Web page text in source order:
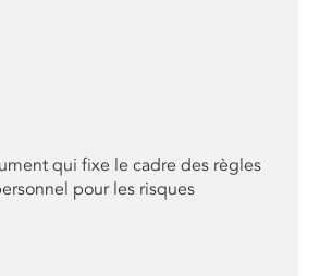
qui fixe le cadre des règles
pour les risques